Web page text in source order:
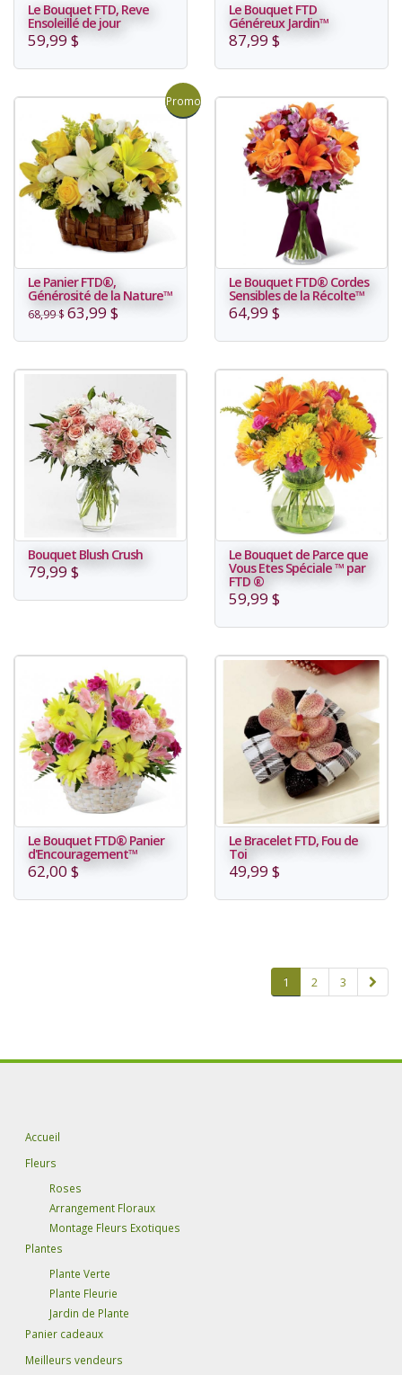
Le Bouquet FTD, Reve
Ensoleillé de jour
59,99 $
Le Bouquet FTD
Généreux Jardin™
87,99 $
Promo
Le Panier FTD®,
Générosité de la Nature™
68,99 $63,99 $
Le Bouquet FTD® Cordes
Sensibles de la Récolte™
64,99 $
Bouquet Blush Crush
79,99 $
Le Bouquet de Parce que
Vous Etes Spéciale ™ par
FTD ®
59,99 $
Le Bouquet FTD® Panier
d'Encouragement™
62,00 $
Le Bracelet FTD, Fou de
Toi
49,99 $
1 2 3
Accueil
Fleurs
Roses
Arrangement Floraux
Montage Fleurs Exotiques
Plantes
Plante Verte
Plante Fleurie
Jardin de Plante
Panier cadeaux
Meilleurs vendeurs